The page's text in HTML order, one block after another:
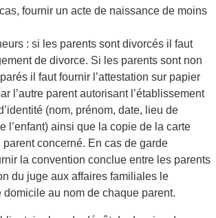
fournir un acte de naissance de moins
: si les parents sont divorcés il faut
de divorce. Si les parents sont non
il faut fournir l’attestation sur papier
l’autre parent autorisant l’établissement
(nom, prénom, date, lieu de
l’enfant) ainsi que la copie de la carte
parent concerné. En cas de garde
la convention conclue entre les parents
du juge aux affaires familiales le
domicile au nom de chaque parent.